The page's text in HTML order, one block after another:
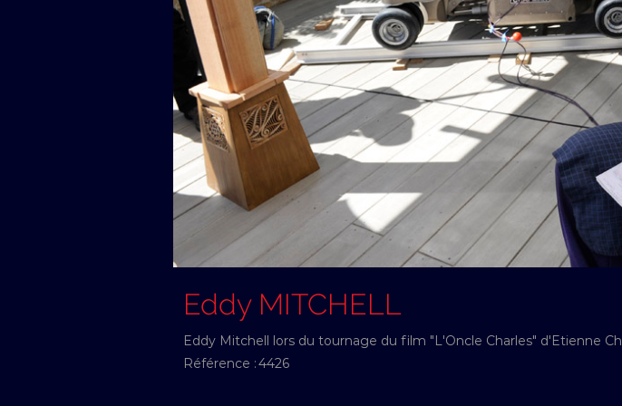
Eddy MITCHELL
Eddy Mitchell lors du tournage du film "L'Oncle Charles" d'Etienne
Référence :4426